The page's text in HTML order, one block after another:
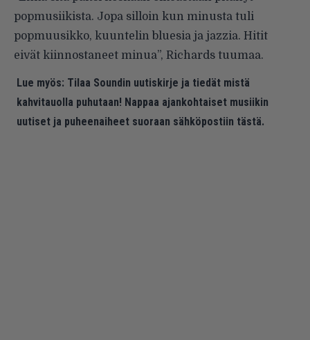
popmusiikista. Jopa silloin kun minusta tuli
popmuusikko, kuuntelin bluesia ja jazzia. Hitit
eivät kiinnostaneet minua”, Richards tuumaa.
Lue myös: Tilaa Soundin uutiskirje ja tiedät mistä
kahvitauolla puhutaan! Nappaa ajankohtaiset musiikin
uutiset ja puheenaiheet suoraan sähköpostiin tästä.